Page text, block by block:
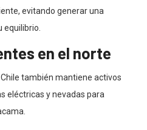
evitando generar una
en el norte
también mantiene activos
eléctricas y nevadas para